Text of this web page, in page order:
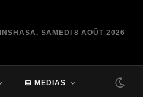
SAMEDI 8 AOÛT 2026
MEDIAS